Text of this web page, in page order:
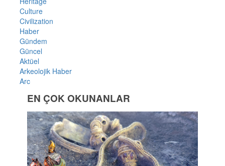
Culture
Civilization
Haber
Gündem
Güncel
Aktüel
Arkeolojik Haber
Arc
EN ÇOK OKUNANLAR